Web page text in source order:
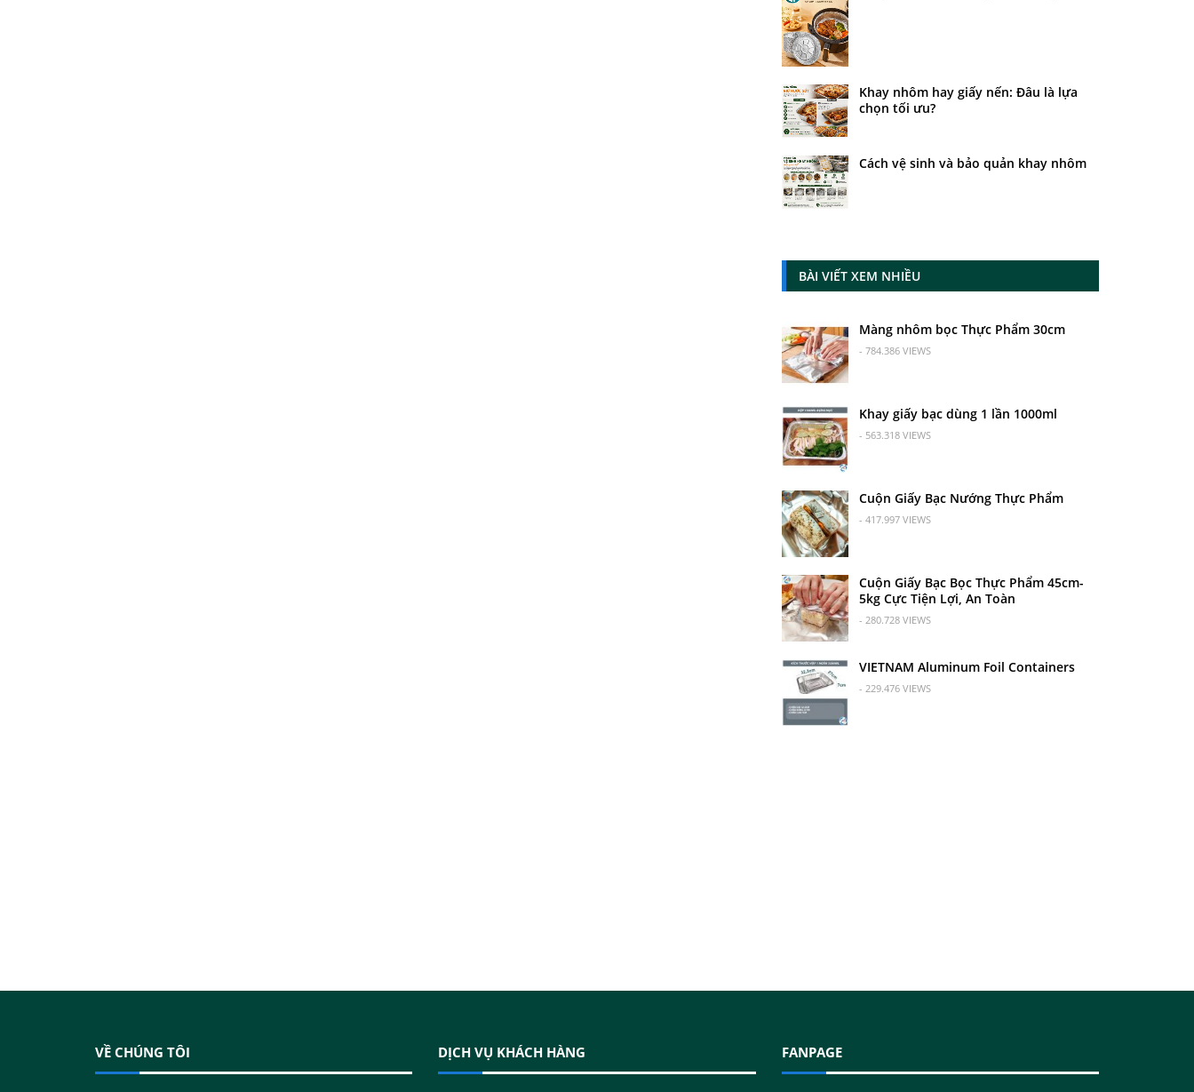
Khay nhôm hay giấy nến: Đâu là lựa
chọn tối ưu?
Cách vệ sinh và bảo quản khay nhôm
BÀI VIẾT XEM NHIỀU
Màng nhôm bọc Thực Phẩm 30cm
- 784.386 VIEWS
Khay giấy bạc dùng 1 lần 1000ml
- 563.318 VIEWS
Cuộn Giấy Bạc Nướng Thực Phẩm
- 417.997 VIEWS
Cuộn Giấy Bạc Bọc Thực Phẩm 45cm-
5kg Cực Tiện Lợi, An Toàn
- 280.728 VIEWS
VIETNAM Aluminum Foil Containers
- 229.476 VIEWS
VỀ CHÚNG TÔI DỊCH VỤ KHÁCH HÀNG FANPAGE